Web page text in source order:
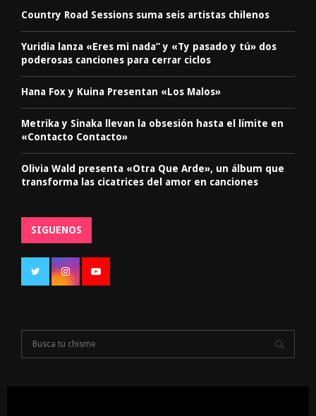
Country Road Sessions suma seis artistas chilenos
Yuridia lanza «Eres mi nada” y «Ty pasado y tú» dos
poderosas canciones para cerrar ciclos
Hana Fox y Kuina Presentan «Los Malos»
Metrika y Sinaka llevan la obsesión hasta el límite en
«Contacto Contacto»
Olivia Wald presenta «Otra Que Arde», un álbum que
transforma las cicatrices del amor en canciones
SIGUENOS